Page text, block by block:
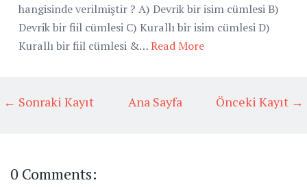
hangisinde verilmiştir ? A) Devrik bir isim cümlesi B)
Devrik bir fiil cümlesi C) Kurallı bir isim cümlesi D)
Kurallı bir fiil cümlesi &…Read More
← Sonraki Kayıt Önceki Kayıt →
Ana Sayfa
0 Comments: